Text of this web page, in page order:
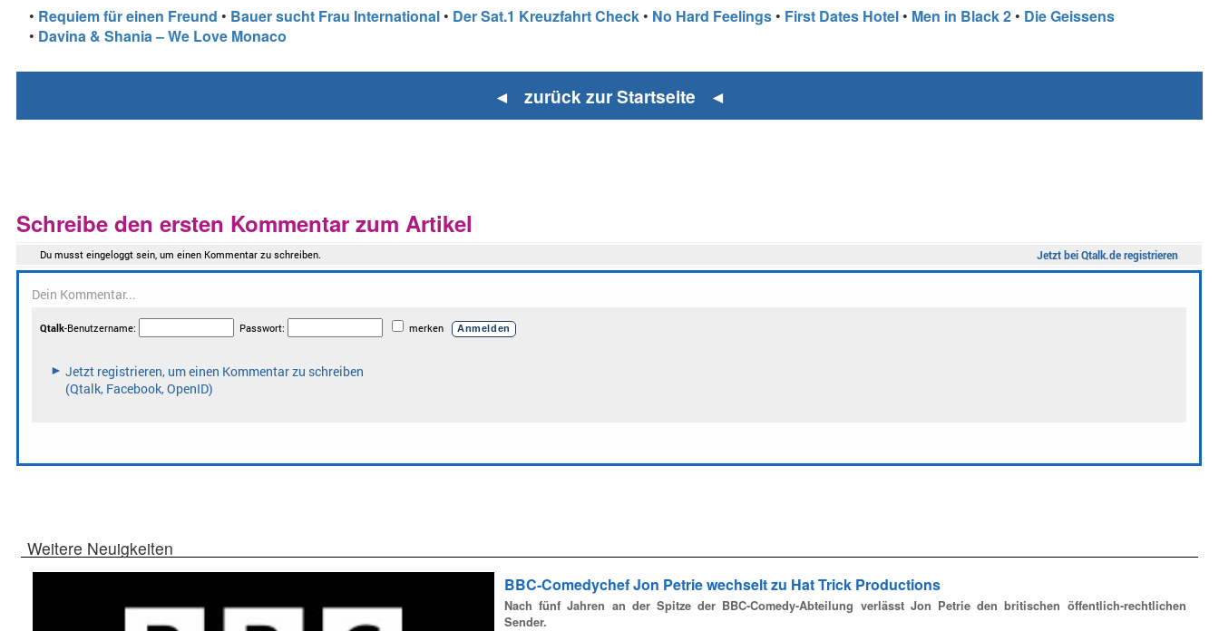
• Requiem für einen Freund • Bauer sucht Frau International • Der Sat.1 Kreuzfahrt Check • No Hard Feelings • First Dates Hotel • Men in Black 2 • Die Geissens
• Davina & Shania – We Love Monaco
◄ zurück zur Startseite ◄
Schreibe den ersten Kommentar zum Artikel
Weitere Neuigkeiten
BBC-Comedychef Jon Petrie wechselt zu Hat Trick Productions
Nach fünf Jahren an der Spitze der BBC-Comedy-Abteilung verlässt Jon Petrie den britischen öffentlich-rechtlichen
Sender.